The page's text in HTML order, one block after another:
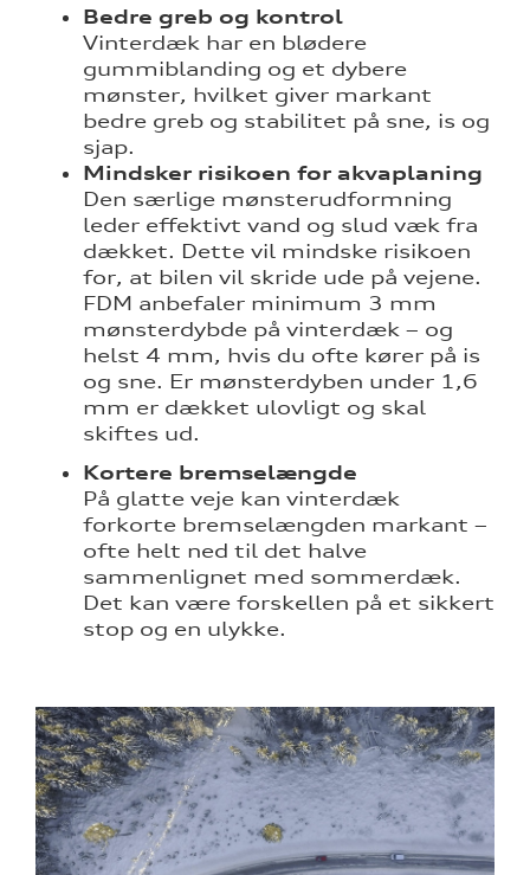
Bedre greb og kontrol
Vinterdæk har en blødere
gummiblanding og et dybere
mønster, hvilket giver markant
bedre greb og stabilitet på sne, is og
sjap.
Mindsker risikoen for akvaplaning
Den særlige mønsterudformning
leder effektivt vand og slud væk fra
dækket. Dette vil mindske risikoen
for, at bilen vil skride ude på vejene.
FDM anbefaler minimum 3 mm
mønsterdybde på vinterdæk – og
helst 4 mm, hvis du ofte kører på is
og sne. Er mønsterdyben under 1,6
mm er dækket ulovligt og skal
skiftes ud.
Kortere bremselængde
På glatte veje kan vinterdæk
forkorte bremselængden markant –
ofte helt ned til det halve
sammenlignet med sommerdæk.
Det kan være forskellen på et sikkert
stop og en ulykke.